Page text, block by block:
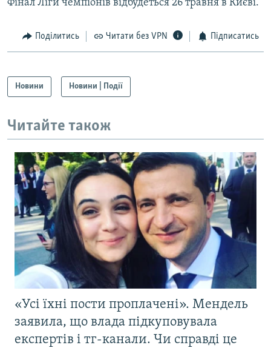
Фінал Ліги чемпіонів відбудеться 26 травня в Києві.
Поділитись Читати без VPN Підписатись
Новини Новини | Події
Читайте також
«Усі їхні пости проплачені». Мендель
заявила, що влада підкуповувала
експертів і тг-канали. Чи справді це